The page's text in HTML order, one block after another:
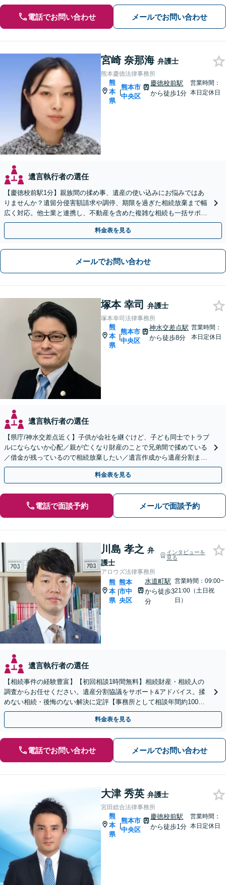
電話でお問い合わせ メールでお問い合わせ
宮崎 奈那海 弁護士
熊本慶徳法律事務所
熊
本
県
|
熊本市
中央区
慶徳校前駅
から徒歩1分
営業時間：
本日定休日
遺言執行者の選任
【慶徳校前駅1分】親族間の揉め事、遺産の使い込みにお悩みではあ
りませんか？遺留分侵害額請求や調停、期限を過ぎた相続放棄まで幅
広く対応。他士業と連携し、不動産を含めた複雑な相続も一括サポー
トします。【WEB相談可能】【夜間面談可】
料金表を見る
メールでお問い合わせ
塚本 幸司 弁護士
塚本幸司法律事務所
熊
本
県
|
熊本市
中央区
神水交差点駅
から徒歩8分
営業時間：
本日定休日
遺言執行者の選任
【県庁/神水交差点近く】子供が会社を継ぐけど、子ども同士でトラブ
ルにならないか心配／親が亡くなり財産のことで兄弟間で揉めている
／借金が残っているので相続放棄したい／遺言作成から遺産分割まで
サポートします。
料金表を見る
電話で面談予約 メールで面談予約
川島 孝之 弁
護士
インタビューを
見る
アロウズ法律事務所
熊
本
県
|
熊本
市中
央区
水道町駅
から徒歩3
分
営業時間：09:00~
21:00（土日祝
日）
遺言執行者の選任
【相続事件の経験豊富】【初回相談1時間無料】相続財産・相続人の
調査からお任せください。遺産分割協議をサポート&アドバイス。揉
めない相続・後悔のない解決に定評【事務所として相談年間約100
件】
料金表を見る
電話でお問い合わせ メールでお問い合わせ
大津 秀英 弁護士
宮田総合法律事務所
熊
本
県
|
熊本市
中央区
慶徳校前駅
から徒歩1分
営業時間：
本日定休日